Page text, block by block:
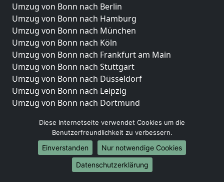
Umzug von Bonn nach Berlin
Umzug von Bonn nach Hamburg
Umzug von Bonn nach München
Umzug von Bonn nach Köln
Umzug von Bonn nach Frankfurt am Main
Umzug von Bonn nach Stuttgart
Umzug von Bonn nach Düsseldorf
Umzug von Bonn nach Leipzig
Umzug von Bonn nach Dortmund
Umzug von Bonn nach Bremen
Umzug von Bonn nach Dresden
Umzug von Bonn nach Hannover
Umzug von Bonn nach Nürnberg
Umzug von Bonn nach Duisburg
Diese Internetseite verwendet Cookies um die
Benutzerfreundlichkeit zu verbessern.
Einverstanden
Nur notwendige Cookies
Datenschutzerklärung